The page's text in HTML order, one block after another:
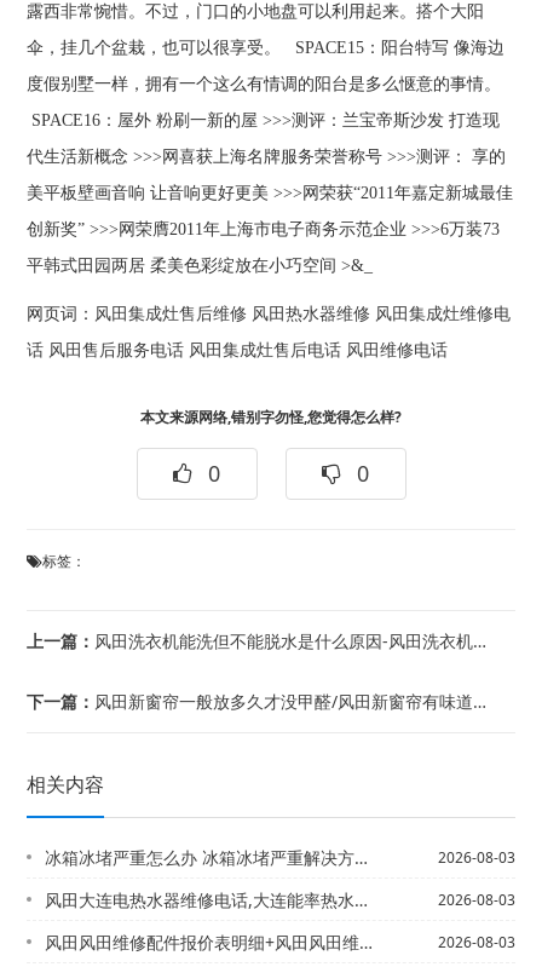
露西非常惋惜。不过，门口的小地盘可以利用起来。搭个大阳
伞，挂几个盆栽，也可以很享受。 SPACE15：阳台特写 像海边
度假别墅一样，拥有一个这么有情调的阳台是多么惬意的事情。
SPACE16：屋外 粉刷一新的屋 >>>测评：兰宝帝斯沙发 打造现
代生活新概念 >>>网喜获上海名牌服务荣誉称号 >>>测评： 享的
美平板壁画音响 让音响更好更美 >>>网荣获“2011年嘉定新城最佳
创新奖” >>>网荣膺2011年上海市电子商务示范企业 >>>6万装73
平韩式田园两居 柔美色彩绽放在小巧空间 >&_
网页词： 风田集成灶售后维修 风田热水器维修 风田集成灶维修电
话 风田售后服务电话 风田集成灶售后电话 风田维修电话
本文来源网络,错别字勿怪,您觉得怎么样?
0 0
标签：
上一篇： 风田洗衣机能洗但不能脱水是什么原因-风田洗衣机能洗毛毯吗
下一篇： 风田新窗帘一般放多久才没甲醛/风田新窗帘有味道怎么去除
相关内容
冰箱冰堵严重怎么办 冰箱冰堵严重解决方法=冰箱冰柜 2026-08-03
风田大连电热水器维修电话,大连能率热水器专卖店*大连海尔热水器 电话,海尔大连售... 2026-08-03
风田风田维修配件报价表明细+风田风田维修配件报价表明细2027更新 2026-08-03